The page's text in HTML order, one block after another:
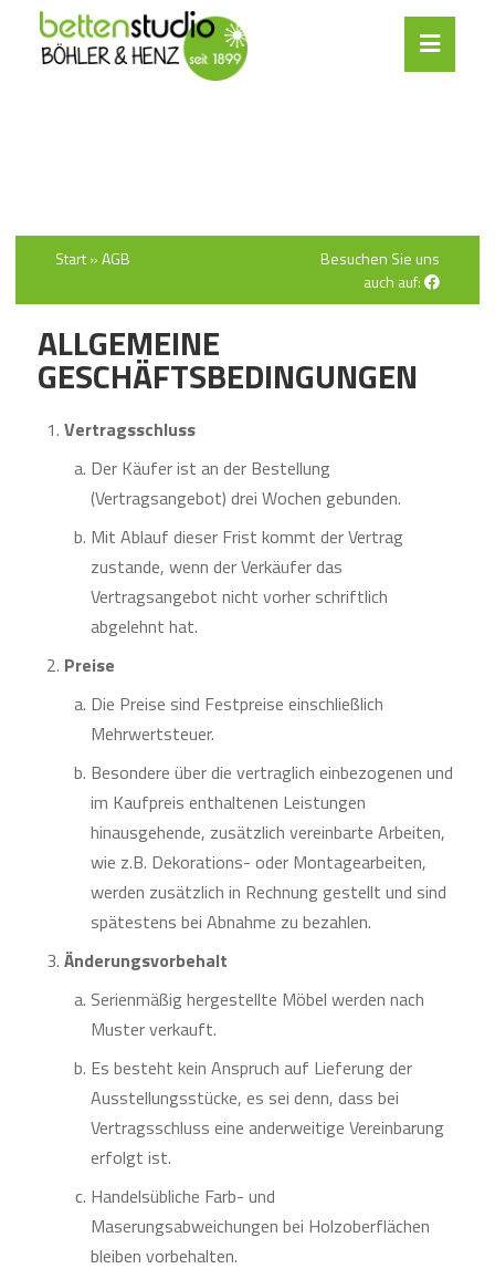
Start»AGB
Besuchen Sie uns
auch auf:
ALLGEMEINE
GESCHÄFTSBEDINGUNGEN
Vertragsschluss
Der Käufer ist an der Bestellung
(Vertragsangebot) drei Wochen gebunden.
Mit Ablauf dieser Frist kommt der Vertrag
zustande, wenn der Verkäufer das
Vertragsangebot nicht vorher schriftlich
abgelehnt hat.
Preise
Die Preise sind Festpreise einschließlich
Mehrwertsteuer.
Besondere über die vertraglich einbezogenen und
im Kaufpreis enthaltenen Leistungen
hinausgehende, zusätzlich vereinbarte Arbeiten,
wie z.B. Dekorations- oder Montagearbeiten,
werden zusätzlich in Rechnung gestellt und sind
spätestens bei Abnahme zu bezahlen.
Änderungsvorbehalt
Serienmäßig hergestellte Möbel werden nach
Muster verkauft.
Es besteht kein Anspruch auf Lieferung der
Ausstellungsstücke, es sei denn, dass bei
Vertragsschluss eine anderweitige Vereinbarung
erfolgt ist.
Handelsübliche Farb- und
Maserungsabweichungen bei Holzoberflächen
bleiben vorbehalten.